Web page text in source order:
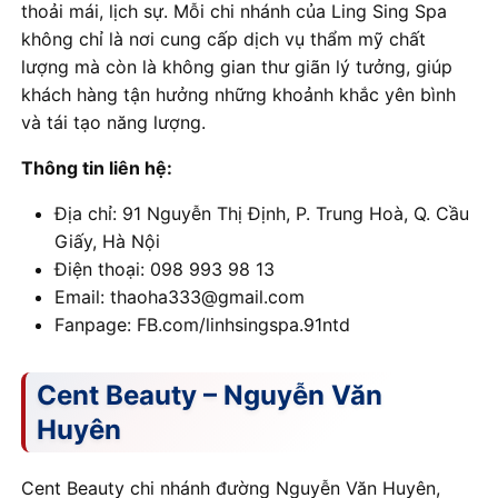
thoải mái, lịch sự. Mỗi chi nhánh của Ling Sing Spa
không chỉ là nơi cung cấp dịch vụ thẩm mỹ chất
lượng mà còn là không gian thư giãn lý tưởng, giúp
khách hàng tận hưởng những khoảnh khắc yên bình
và tái tạo năng lượng.
Thông tin liên hệ:
Địa chỉ: 91 Nguyễn Thị Định, P. Trung Hoà, Q. Cầu
Giấy, Hà Nội
Điện thoại: 098 993 98 13
Email: thaoha333@gmail.com
Fanpage: FB.com/linhsingspa.91ntd
Cent Beauty – Nguyễn Văn
Huyên
Cent Beauty chi nhánh đường Nguyễn Văn Huyên,